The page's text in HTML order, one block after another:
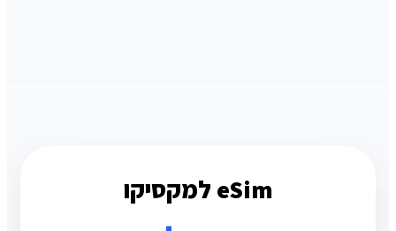
eSim למקסיקו